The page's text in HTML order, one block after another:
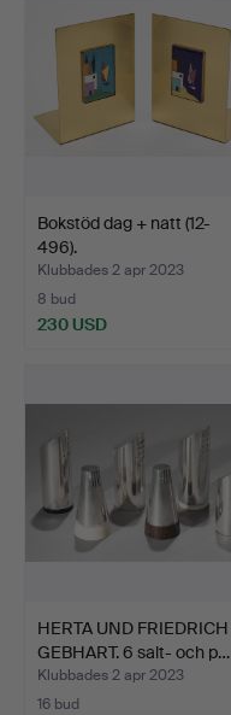
Bokstöd dag + natt (12-
496).
Klubbades 2 apr 2023
8 bud
230 USD
HERTA UND FRIEDRICH
GEBHART. 6 salt- och p…
Klubbades 2 apr 2023
16 bud